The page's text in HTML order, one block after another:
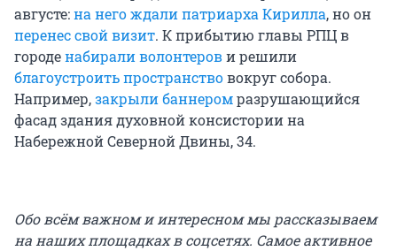
августе:на него ждали патриарха Кирилла, но он
перенес свой визит. К прибытию главы РПЦ в
городенабирали волонтерови решили
благоустроить пространствовокруг собора.
Например,закрыли баннеромразрушающийся
фасад здания духовной консистории на
Набережной Северной Двины, 34.
Обо всём важном и интересном мы рассказываем
на наших площадках в соцсетях. Самое активное